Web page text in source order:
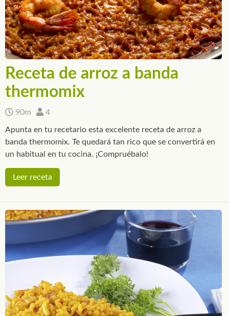
Receta de arroz a banda
thermomix
90m 4
Apunta en tu recetario esta excelente receta de arroz a
banda thermomix. Te quedará tan rico que se convertirá en
un habitual en tu cocina. ¡Compruébalo!
Leer receta